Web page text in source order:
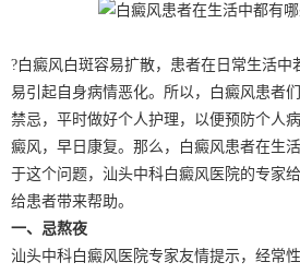
?白癜风白斑容易扩散，患者在日常生活中
易引起自身病情恶化。所以，白癜风患者
禁忌，平时做好个人护理，以便预防个人
癜风，早日康复。那么，白癜风患者在生
于这个问题，汕头中科白癜风医院的专家
给患者带来帮助。
一、忌熬夜
汕头中科白癜风医院专家友情提示，经常